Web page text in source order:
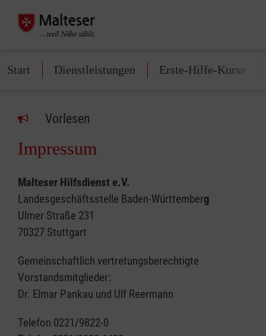
Start Dienstleistungen Erste-Hilfe-Kurse
Vorlesen
Impressum
Malteser Hilfsdienst e.V.
Landesgeschäftsstelle Baden-Württemberg
Ulmer Straße 231
70327 Stuttgart
Gemeinschaftlich vertretungsberechtigte
Vorstandsmitglieder:
Dr. Elmar Pankau und Ulf Reermann
Telefon 0221/9822-0